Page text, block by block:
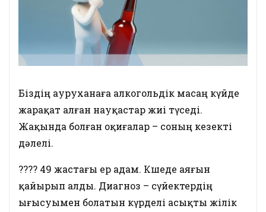
Біздің ауруханаға алкогольдік масаң күйде
жарақат алған науқастар жиі түседі.
Жақында болған оқиғалар – соның кезекті
дәлелі.
???? 49 жастағы ер адам. Көшеде аяғын
қайырып алды. Диагноз – сүйектердің
ығысуымен болатын күрделі асықты жілік